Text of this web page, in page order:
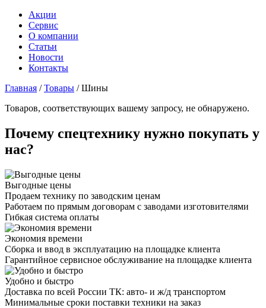
Акции
Сервис
О компании
Статьи
Новости
Контакты
Главная /Товары /Шины
Товаров, соответствующих вашему запросу, не обнаружено.
Почему спецтехнику нужно покупать у
нас?
Выгодные цены
Продаем технику по заводским ценам
Работаем по прямым договорам с заводами изготовителями
Гибкая система оплаты
Экономия времени
Сборка и ввод в эксплуатацию на площадке клиента
Гарантийное сервисное обслуживание на площадке клиента
Удобно и быстро
Доставка по всей России ТК: авто- и ж/д транспортом
Минимальные сроки поставки техники на заказ